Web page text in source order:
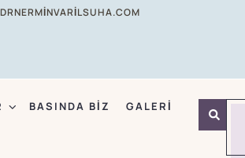
BASINDA BIZ
GALERI